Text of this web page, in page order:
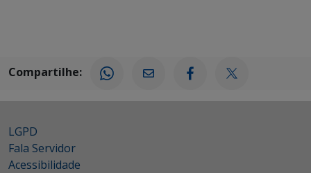
Compartilhe:
LGPD
Fala Servidor
Acessibilidade